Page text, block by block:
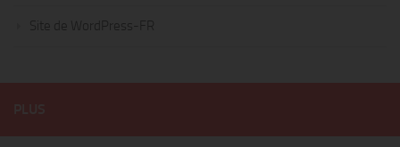
Site de WordPress-FR